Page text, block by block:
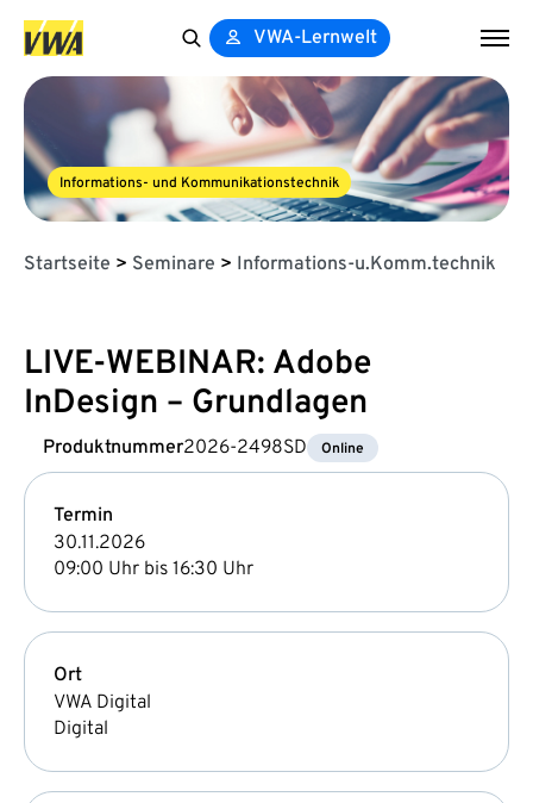
VWA-Lernwelt
Informations- und Kommunikationstechnik
Startseite > Seminare > Informations-u.Komm.technik
LIVE-WEBINAR: Adobe
InDesign – Grundlagen
Produktnummer2026-2498SD Online
Termin
30.11.2026
09:00 Uhr bis 16:30 Uhr
Ort
VWA Digital
Digital